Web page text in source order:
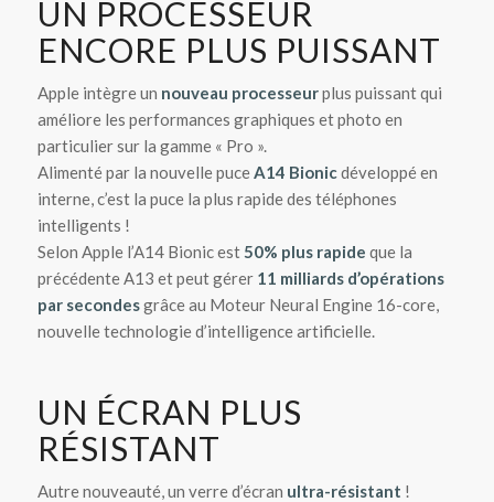
UN PROCESSEUR
ENCORE PLUS PUISSANT
Apple intègre un nouveau processeurplus puissant qui
améliore les performances graphiques et photo en
particulier sur la gamme « Pro ».
Alimenté par la nouvelle puceA14 Bionicdéveloppé en
interne, c’est la puce la plus rapide des téléphones
intelligents !
Selon Apple l’A14 Bionic est50% plus rapide que la
précédente A13 et peut gérer 11 milliards d’opérations
par secondesgrâce au Moteur Neural Engine 16-core,
nouvelle technologie d’intelligence artificielle.
UN ÉCRAN PLUS
RÉSISTANT
Autre nouveauté, un verre d’écran ultra-résistant !